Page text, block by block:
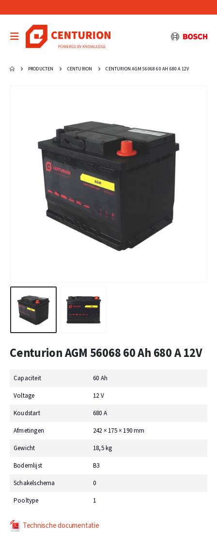
PRODUCTEN CENTURION CENTURION AGM 56068 60 AH 680 A 12V
Centurion AGM 56068 60 Ah 680 A 12V
Capaciteit 60 Ah
Voltage 12 V
Koudstart 680 A
Afmetingen 242 × 175 × 190 mm
Gewicht 18,5 kg
Bodemlijst B3
Schakelschema 0
Pooltype 1
Technische documentatie